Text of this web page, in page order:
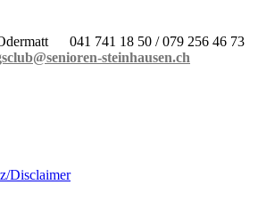
041 741 18 50 / 079 256 46 73
steinhausen.ch
Disclaimer